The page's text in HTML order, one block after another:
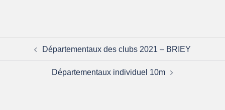
Départementaux des clubs 2021 – BRIEY
Départementaux individuel 10m